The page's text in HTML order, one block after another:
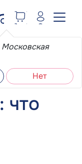
Московская
Нет
работает
что